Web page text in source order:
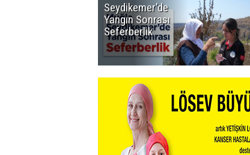
Seydikemer'de
Yangın Sonrası
Seferberlik